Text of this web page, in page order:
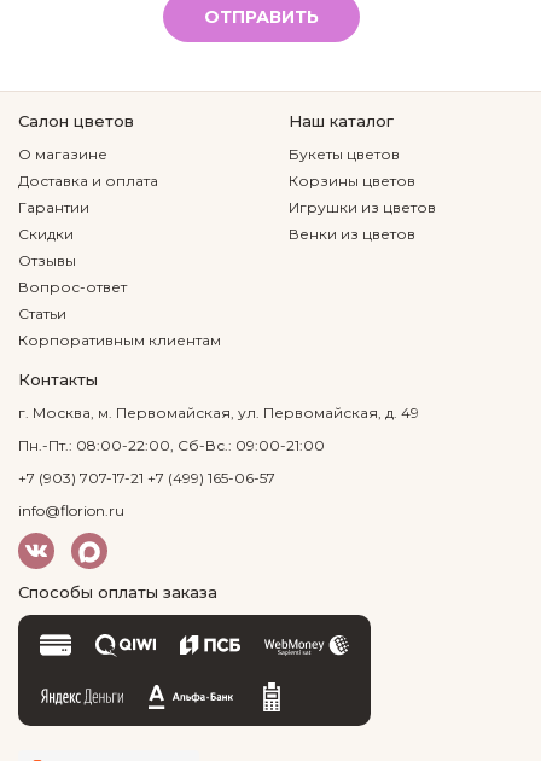
ОТПРАВИТЬ
Салон цветов
О магазине
Доставка и оплата
Гарантии
Скидки
Отзывы
Вопрос-ответ
Статьи
Корпоративным клиентам
Наш каталог
Букеты цветов
Корзины цветов
Игрушки из цветов
Венки из цветов
Контакты
г. Москва, м. Первомайская, ул. Первомайская, д. 49
Пн.-Пт.: 08:00-22:00, Сб-Вс.: 09:00-21:00
+7 (903) 707-17-21 +7 (499) 165-06-57
info@florion.ru
Способы оплаты заказа